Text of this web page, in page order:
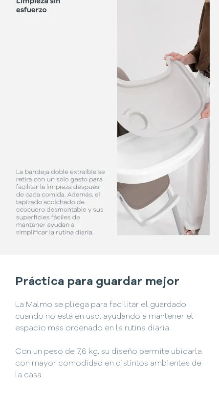
Práctica para guardar mejor
La Malmo se pliega para facilitar el guardado
cuando no está en uso, ayudando a mantener el
espacio más ordenado en la rutina diaria.
Con un peso de 7,6 kg, su diseño permite ubicarla
con mayor comodidad en distintos ambientes de
la casa.